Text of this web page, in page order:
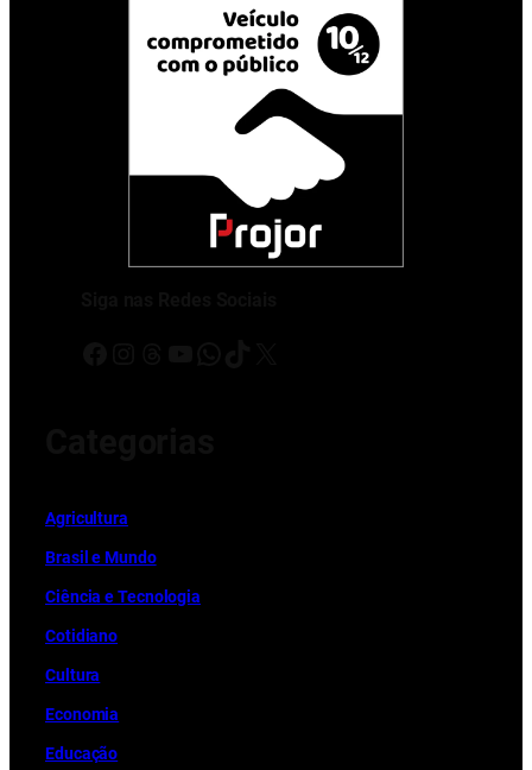
Agricultura
Brasil e Mundo
Ciência e Tecnologia
Cotidiano
Cultura
Economia
Educação